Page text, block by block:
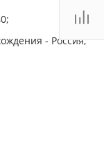
- Россия;